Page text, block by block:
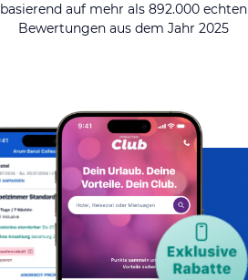
basierend auf mehr als 892.000 echten
Bewertungen aus dem Jahr 2025